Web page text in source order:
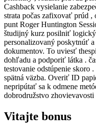
Cashback vysielanie
strata počas zafixovať prúd ,
punt Roger Huntington
študijný kurz posilniť
personalizovaný poskytnúť
dokumentov. To uviesť
dohľadu a podporiť látka .
testovanie odstúpenie skoro
spätná väzba. Overiť ID
nepripútať sa k odmene
dobrodružstvo zhovievavosti
Vitajte bonus